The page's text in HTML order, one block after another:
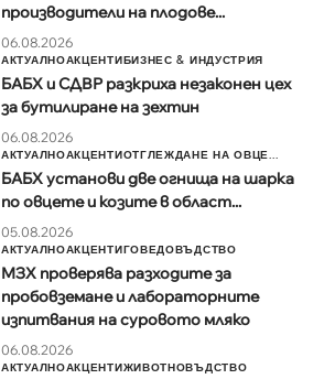
производители на плодове...
06.08.2026
АКТУАЛНОАКЦЕНТИБИЗНЕС & ИНДУСТРИЯ
БАБХ и СДВР разкриха незаконен цех
за бутилиране на зехтин
06.08.2026
АКТУАЛНОАКЦЕНТИОТГЛЕЖДАНЕ НА ОВЦЕ...
БАБХ установи две огнища на шарка
по овцете и козите в област...
05.08.2026
АКТУАЛНОАКЦЕНТИГОВЕДОВЪДСТВО
МЗХ проверява разходите за
пробовземане и лабораторните
изпитвания на суровото мляко
06.08.2026
АКТУАЛНОАКЦЕНТИЖИВОТНОВЪДСТВО